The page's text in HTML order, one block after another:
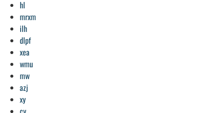
hl
mrxm
ilh
dlpf
xea
wmu
mw
azj
xy